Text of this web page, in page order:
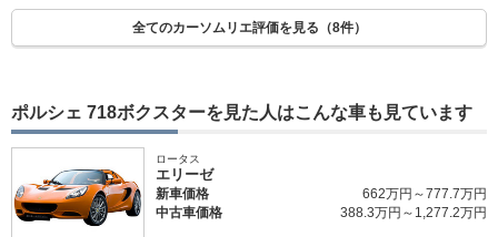
全てのカーソムリエ評価を見る（8件）
ポルシェ 718ボクスターを見た人はこんな車も見ています
ロータス
エリーゼ
新車価格
662万円～777.7万円
中古車価格
388.3万円～1,277.2万円